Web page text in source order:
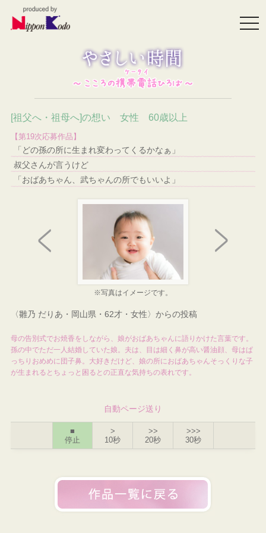
[祖父へ・祖母へ]の想い 女性 60歳以上
【第19次応募作品】
「どの孫の所に生まれ変わってくるかなぁ」
叔父さんが言うけど
「おばあちゃん、武ちゃんの所でもいいよ」
※写真はイメージです。
〈雛乃 だりあ・岡山県・62才・女性〉からの投稿
母の告別式でお焼香をしながら、娘がおばあちゃんに語りかけた言葉です。
孫の中でただ一人結婚していた娘。夫は、目は細く鼻が高い醤油顔、母はぱ
っちりおめめに団子鼻。大好きだけど、娘の所におばあちゃんそっくりな子
が生まれるとちょっと困るとの正直な気持ちの表れです。
自動ページ送り
■
停止
>
10秒
>>
20秒
>>>
30秒